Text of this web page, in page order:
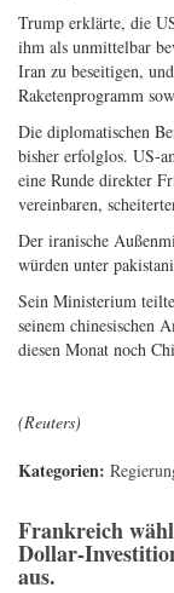
Trump erklärte, die
ihm als unmittelbar
Iran zu beseitigen,
Raketenprogramm
Die diplomatischen
bisher erfolglos. US-
eine Runde direkter
vereinbaren,
Der iranische
würden unter
Sein Ministerium
seinem chinesischen
diesen Monat noch
(Reuters)
Kategorien:
Frankreich
Dollar-
aus.